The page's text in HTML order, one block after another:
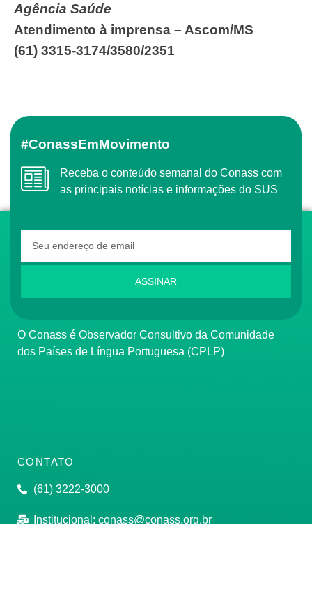
Agência Saúde
Atendimento à imprensa – Ascom/MS
(61) 3315-3174/3580/2351
#ConassEmMovimento
Receba o conteúdo semanal do Conass com
as principais notícias e informações do SUS
ASSINAR
O Conass é Observador Consultivo da Comunidade
dos Países de Língua Portuguesa (CPLP)
CONTATO
(61) 3222-3000
Institucional: conass@conass.org.br